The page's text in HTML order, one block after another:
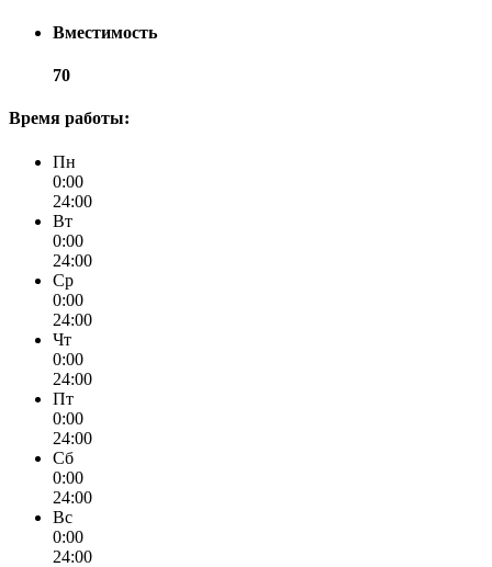
Вместимость
70
Время работы:
Пн
0:00
24:00
Вт
0:00
24:00
Ср
0:00
24:00
Чт
0:00
24:00
Пт
0:00
24:00
Сб
0:00
24:00
Вс
0:00
24:00